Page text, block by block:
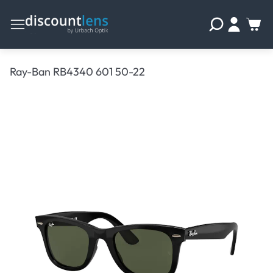
Ray-Ban RB4340 601 50-22